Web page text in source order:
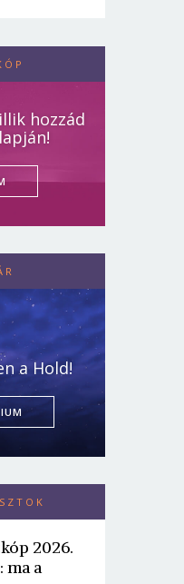
hozzád
a Hold!
2026.
ma a